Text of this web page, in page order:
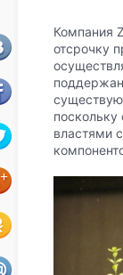
Компания
отсрочку
властями